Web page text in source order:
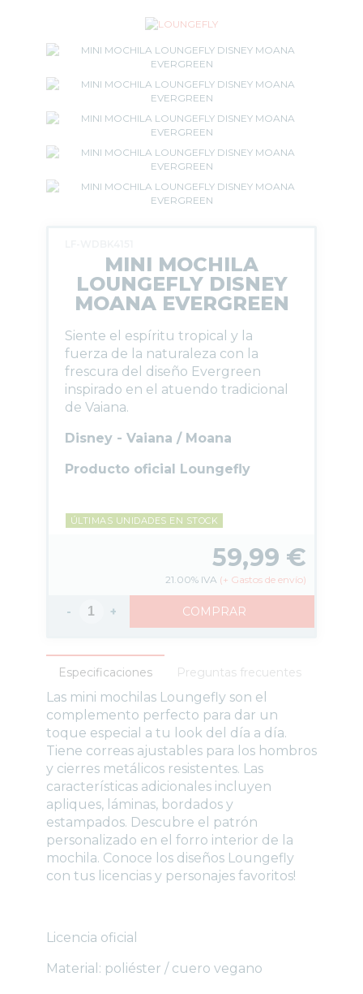
MINI MOCHILA
LOUNGEFLY DISNEY
MOANA EVERGREEN
Siente el espíritu tropical y la
fuerza de la naturaleza con la
frescura del diseño Evergreen
inspirado en el atuendo tradicional
de Vaiana.
Disney - Vaiana / Moana
Producto oficial Loungefly
ÚLTIMAS UNIDADES EN STOCK
59,99 €
21.00% IVA (+ Gastos de envío)
- + COMPRAR
Especificaciones Preguntas frecuentes
Las mini mochilas Loungefly son el
complemento perfecto para dar un
toque especial a tu look del día a día.
Tiene correas ajustables para los hombros
y cierres metálicos resistentes. Las
características adicionales incluyen
apliques, láminas, bordados y
estampados. Descubre el patrón
personalizado en el forro interior de la
mochila. Conoce los diseños Loungefly
con tus licencias y personajes favoritos!
Licencia oficial
Material: poliéster / cuero vegano